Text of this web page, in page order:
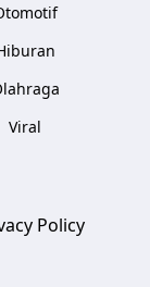
Viral
Policy